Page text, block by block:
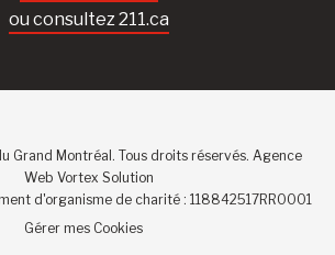
ou consultez 211.ca
Grand Montréal. Tous droits réservés. Agence
Web Vortex Solution
d'organisme de charité : 118842517RR0001
Gérer mes Cookies